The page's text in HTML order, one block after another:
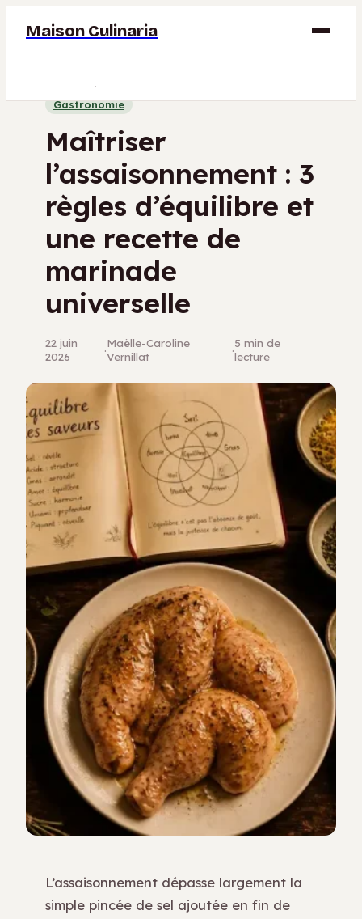
Maison Culinaria
Gastronomie
Jardinage
Bricolage
Gastronomie
Maîtriser
l’assaisonnement : 3
règles d’équilibre et
une recette de
marinade
universelle
22 juin
2026
·Maëlle-Caroline
Vernillat
·5 min de
lecture
L’assaisonnement dépasse largement la
simple pincée de sel ajoutée en fin de